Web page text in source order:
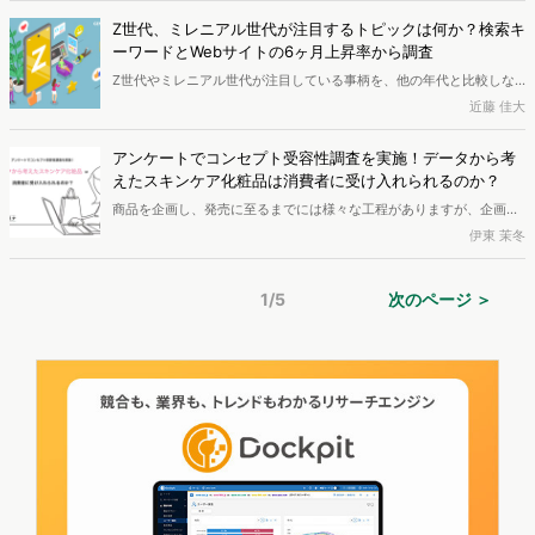
話調査、会場調査などがあります。
Z世代、ミレニアル世代が注目するトピックは何か？検索キ
ーワードとWebサイトの6ヶ月上昇率から調査
Z世代やミレニアル世代が注目している事柄を、他の年代と比較しな
がら調査します。過去6か月で検索数が伸びた検索キーワード・訪問
数が伸びたWebサイトのランキングデータに注目しました。分析には
Web行動ログ分析ツール「Dockpit」を使用しています。
近藤 佳大
アンケートでコンセプト受容性調査を実施！データから考
えたスキンケア化粧品は消費者に受け入れられるのか？
商品を企画し、発売に至るまでには様々な工程がありますが、企画し
た商品のテーマや内容に対する消費者の反応を確認するのがコンセプ
ト調査です。ヴァリューズが保有しているWeb行動ログデータでの分
れられるのかをアンケート調査にて確認しました。
伊東 茉冬
1/5 次のページ ＞